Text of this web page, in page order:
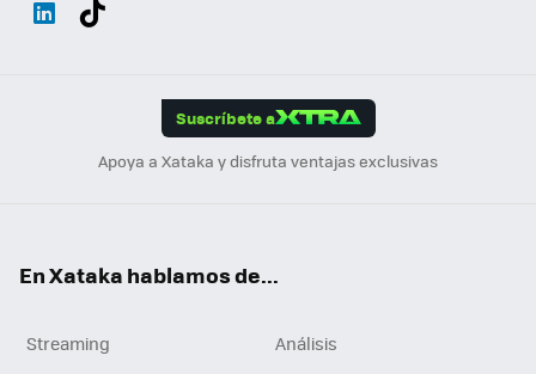
Suscríbete a
Apoya a Xataka y disfruta ventajas exclusivas
En Xataka hablamos de...
Streaming
Análisis